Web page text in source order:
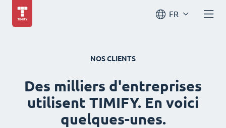
FR
NOS CLIENTS
Des milliers d'entreprises
utilisent TIMIFY. En voici
quelques-unes.